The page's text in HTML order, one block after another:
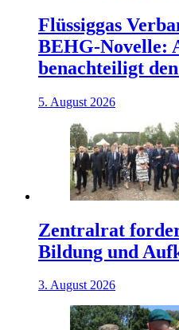
Flüssiggas
BEHG-Novelle:
benachteiligt
5. August 2026
Zentralrat
Bildung und
3. August 2026